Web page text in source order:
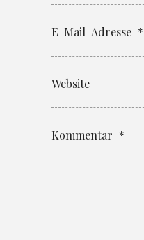
E-Mail-Adresse *
Website
Kommentar *